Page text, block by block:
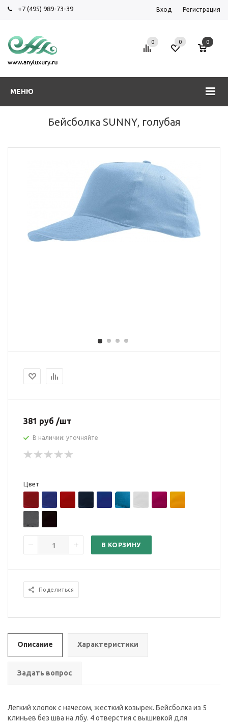
+7 (495) 989-73-39 Вход Регистрация
МЕНЮ
0 0 0
Бейсболка SUNNY, голубая
381 руб /шт
В наличии: уточняйте
Цвет
В КОРЗИНУ
Поделиться
Описание Характеристики
Задать вопрос
Легкий хлопок с начесом, жесткий козырек. Бейсболка из 5
клиньев без шва на лбу. 4 отверстия с вышивкой для